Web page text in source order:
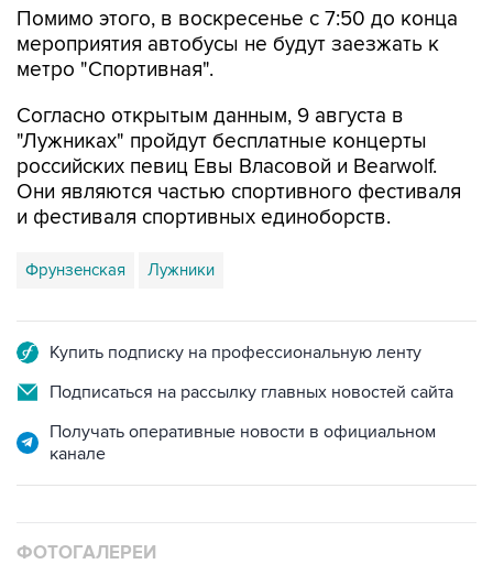
Помимо этого, в воскресенье с 7:50 до конца
мероприятия автобусы не будут заезжать к
метро "Спортивная".
Согласно открытым данным, 9 августа в
"Лужниках" пройдут бесплатные концерты
российских певиц Евы Власовой и Bearwolf.
Они являются частью спортивного фестиваля
и фестиваля спортивных единоборств.
Фрунзенская Лужники
Купить подписку на профессиональную ленту
Подписаться на рассылку главных новостей сайта
Получать оперативные новости в официальном
канале
ФОТОГАЛЕРЕИ